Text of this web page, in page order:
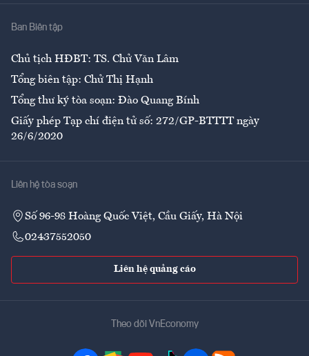
Ban Biên tập
Chủ tịch HĐBT: TS. Chử Văn Lâm
Tổng biên tập: Chử Thị Hạnh
Tổng thư ký tòa soạn: Đào Quang Bính
Giấy phép Tạp chí điện tử số: 272/GP-BTTTT ngày
26/6/2020
Liên hệ tòa soạn
Số 96-98 Hoàng Quốc Việt, Cầu Giấy, Hà Nội
02437552050
Liên hệ quảng cáo
Theo dõi VnEconomy